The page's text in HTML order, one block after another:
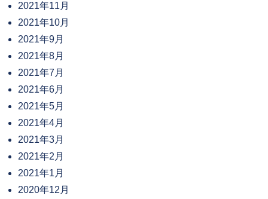
2021年11月
2021年10月
2021年9月
2021年8月
2021年7月
2021年6月
2021年5月
2021年4月
2021年3月
2021年2月
2021年1月
2020年12月